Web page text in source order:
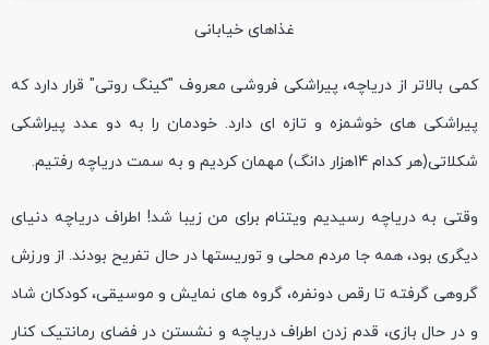
غذاهای خیابانی
کمی بالاتر از دریاچه، پیراشکی فروشی معروف "کینگ روتی" قرار دارد که
پیراشکی های خوشمزه و تازه ای دارد. خودمان را به دو عدد پیراشکی
شکلاتی(هر کدام 14هزار دانگ) مهمان کردیم و به سمت دریاچه رفتیم.
وقتی به دریاچه رسیدیم ویتنام برای من زیبا شد! اطراف دریاچه دنیای
دیگری بود، همه جا مردم محلی و توریستها در حال تفریح بودند. از ورزش
گروهی گرفته تا رقص دونفره، گروه های نمایش و موسیقی، کودکان شاد
و در حال بازی، قدم زدن اطراف دریاچه و نشستن در فضای رمانتیک کنار